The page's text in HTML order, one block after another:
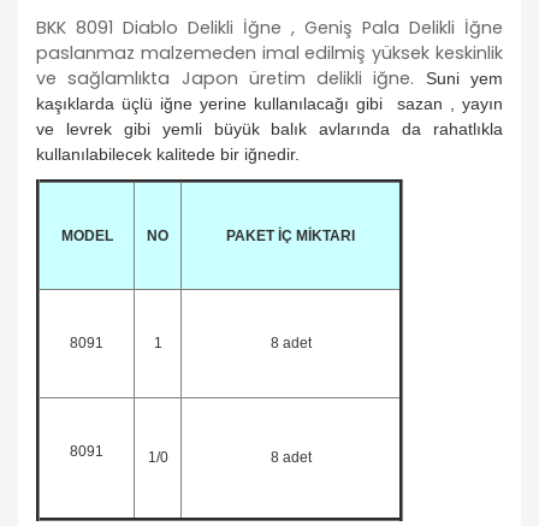
BKK 8091 Diablo Delikli İğne , Geniş Pala Delikli İğne
paslanmaz malzemeden imal edilmiş yüksek keskinlik
ve sağlamlıkta Japon üretim delikli iğne.
Suni yem
kaşıklarda üçlü iğne yerine kullanılacağı gibi sazan , yayın
ve levrek gibi yemli büyük balık avlarında da rahatlıkla
kullanılabilecek kalitede bir iğnedir.
MODEL NO PAKET İÇ MİKTARI
8091 1 8 adet
8091 1/0 8 adet